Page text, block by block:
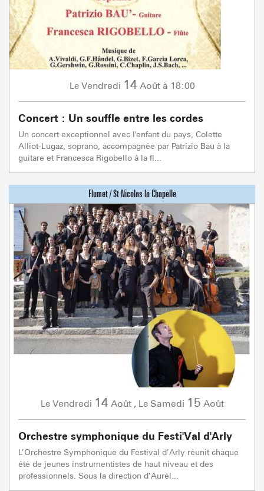
Le Vendredi 14 Août à 18:00
Concert : Un souffle entre les cordes
Un concert exceptionnel avec l'enfant du pays, Colette
Alliot-Lugaz, soprano, accompagnée par Patrizio Bau à la
guitare et Francesca Rigobello à la fl...
Le Vendredi 14 Août, Le Samedi 15 Août
Orchestre symphonique du Festi'Val d'Arly
L’Orchestre Symphonique du Festival d’Arly réunit chaque
été de jeunes instrumentistes de haut niveau et des
professionnels. Sous la direction d’Aurél...